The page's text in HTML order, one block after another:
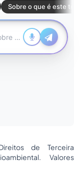
de Terceira
Valores